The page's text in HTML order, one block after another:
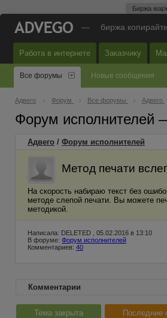
Биржа
— биржа
Работа в интернете Заказчику
Все форумы Новые сообщения
Адвего Форум Все форумы Адвего
Форум исполнителей
Адвего / Форум исполнителей
Метод печати
На скорость набираю текст без
методе слепой печати. Вы можете
методикой.
Написала: DELETED , 05.02.2016 в 13:10
В форуме: Форум исполнителей
Комментариев: 40
Комментарии
Тема закрыта Последние